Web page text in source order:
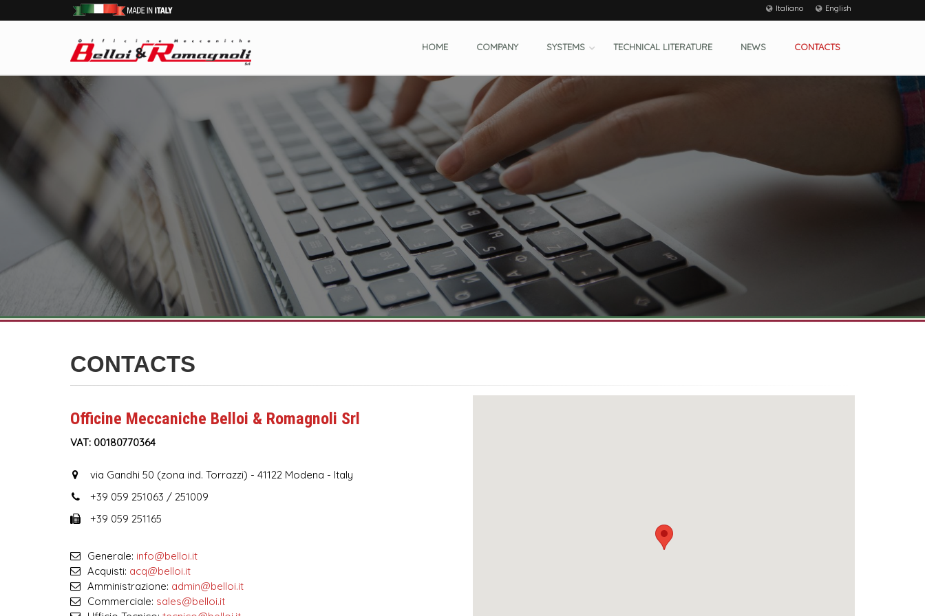
Italiano English
HOME COMPANY SYSTEMS TECHNICAL LITERATURE NEWS CONTACTS
CONTACTS
Officine Meccaniche Belloi & Romagnoli Srl
VAT: 00180770364
via Gandhi 50 (zona ind. Torrazzi) - 41122 Modena - Italy
+39 059 251063 / 251009
+39 059 251165
Generale: info@belloi.it
Acquisti: acq@belloi.it
Amministrazione: admin@belloi.it
Commerciale: sales@belloi.it